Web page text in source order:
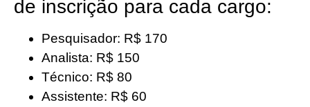
de inscrição para cada cargo:
Pesquisador: R$ 170
Analista: R$ 150
Técnico: R$ 80
Assistente: R$ 60